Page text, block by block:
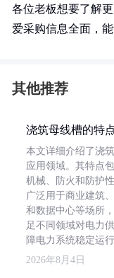
各位老板想要了解
爱采购信息全面，
其他推荐
浇筑母线槽的特
本文详细介绍了浇
应用领域。其特点
机械、防火和防护
广泛用于商业建筑
和数据中心等场所
足不同领域对电力
障电力系统稳定运行
2026年8月4日